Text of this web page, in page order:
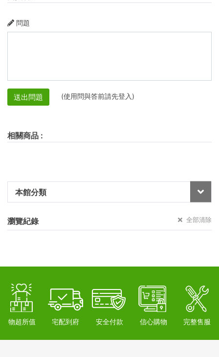
本館分類
瀏覽紀錄 全部清除
問題
送出問題 (使用問與答前請先登入)
相關商品 :
物超所值 宅配到府 安全付款 信心購物 完整售服